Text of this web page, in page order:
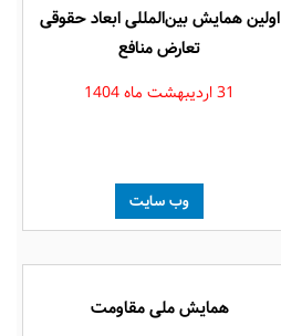
اولین همایش بین‌المللی ابعاد حقوقی
تعارض منافع
31 اردیبهشت ماه 1404
وب سایت
همایش ملی مقاومت